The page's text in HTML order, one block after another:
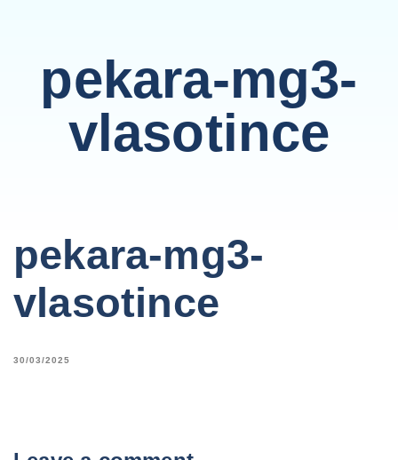
pekara-mg3-
vlasotince
pekara-mg3-
vlasotince
30/03/2025